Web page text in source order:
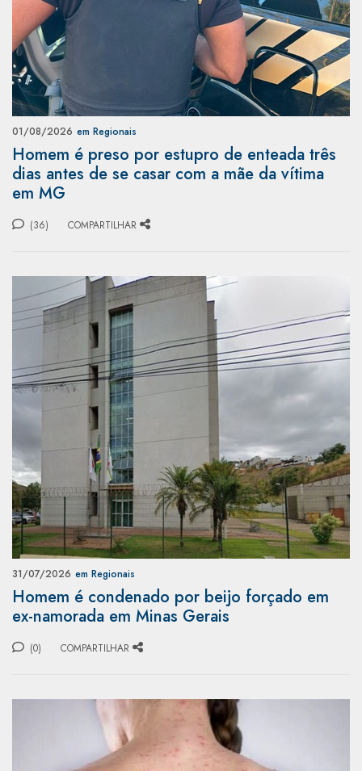
01/08/2026 em Regionais
Homem é preso por estupro de enteada três
dias antes de se casar com a mãe da vítima
em MG
(36) COMPARTILHAR
31/07/2026 em Regionais
Homem é condenado por beijo forçado em
ex-namorada em Minas Gerais
(0) COMPARTILHAR